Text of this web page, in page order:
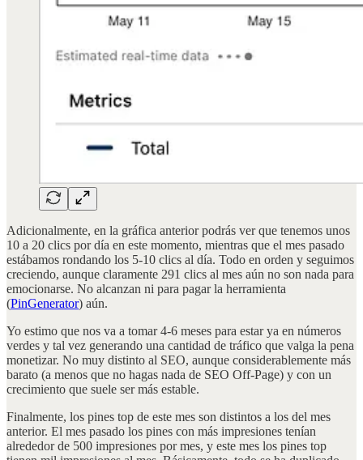
Adicionalmente, en la gráfica anterior podrás ver que tenemos unos
10 a 20 clics por día en este momento, mientras que el mes pasado
estábamos rondando los 5-10 clics al día. Todo en orden y seguimos
creciendo, aunque claramente 291 clics al mes aún no son nada para
emocionarse. No alcanzan ni para pagar la herramienta
(PinGenerator) aún.
Yo estimo que nos va a tomar 4-6 meses para estar ya en números
verdes y tal vez generando una cantidad de tráfico que valga la pena
monetizar. No muy distinto al SEO, aunque considerablemente más
barato (a menos que no hagas nada de SEO Off-Page) y con un
crecimiento que suele ser más estable.
Finalmente, los pines top de este mes son distintos a los del mes
anterior. El mes pasado los pines con más impresiones tenían
alrededor de 500 impresiones por mes, y este mes los pines top